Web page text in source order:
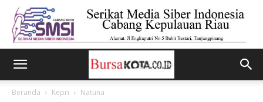
Beranda Kepri Natuna